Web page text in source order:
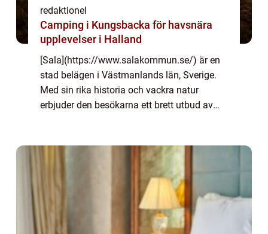
redaktionel
Camping i Kungsbacka för havsnära
upplevelser i Halland
[Sala](https://www.salakommun.se/) är en
stad belägen i Västmanlands län, Sverige.
Med sin rika historia och vackra natur
erbjuder den besökarna ett brett utbud av